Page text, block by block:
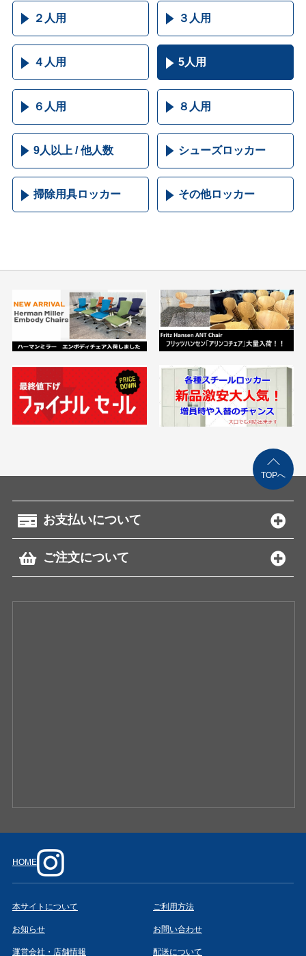
２人用 ３人用
４人用 5人用
６人用 ８人用
9人以上 / 他人数 シューズロッカー
掃除用具ロッカー その他ロッカー
お支払いについて
ご注文について
HOME
本サイトについて ご利用方法
お知らせ お問い合わせ
運営会社・店舗情報 配送について
TOPへ